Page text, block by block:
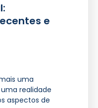
e
uma
realidade
aspectos de